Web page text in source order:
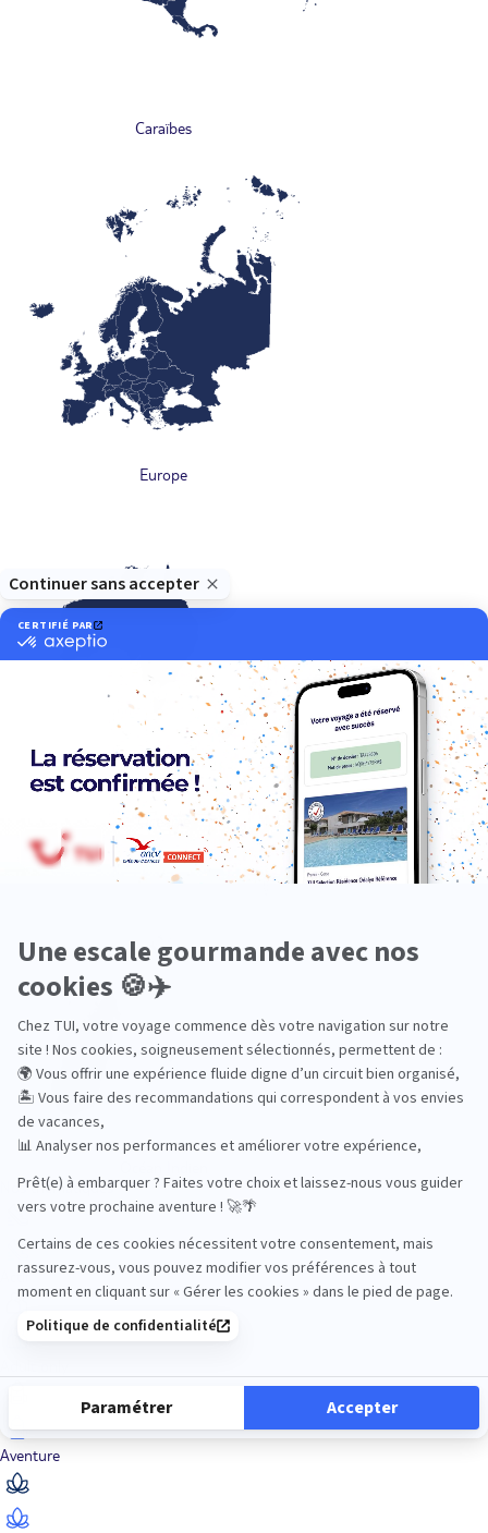
Caraïbes
Europe
Océanie
Nos thématiques
Actif
Aventure